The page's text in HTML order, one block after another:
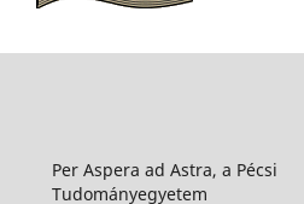
Per Aspera ad Astra, a Pécsi
Tudományegyetem